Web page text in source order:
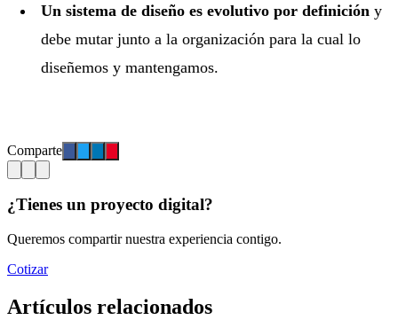
Un sistema de diseño es evolutivo por definición y
debe mutar junto a la organización para la cual lo
diseñemos y mantengamos.
Comparte
¿Tienes un proyecto digital?
Queremos compartir nuestra experiencia contigo.
Cotizar
Artículos relacionados